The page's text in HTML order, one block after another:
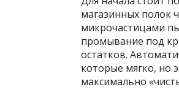
магазинных полок
микрочастицами
промывание под
остатков.
которые мягко, но
максимально